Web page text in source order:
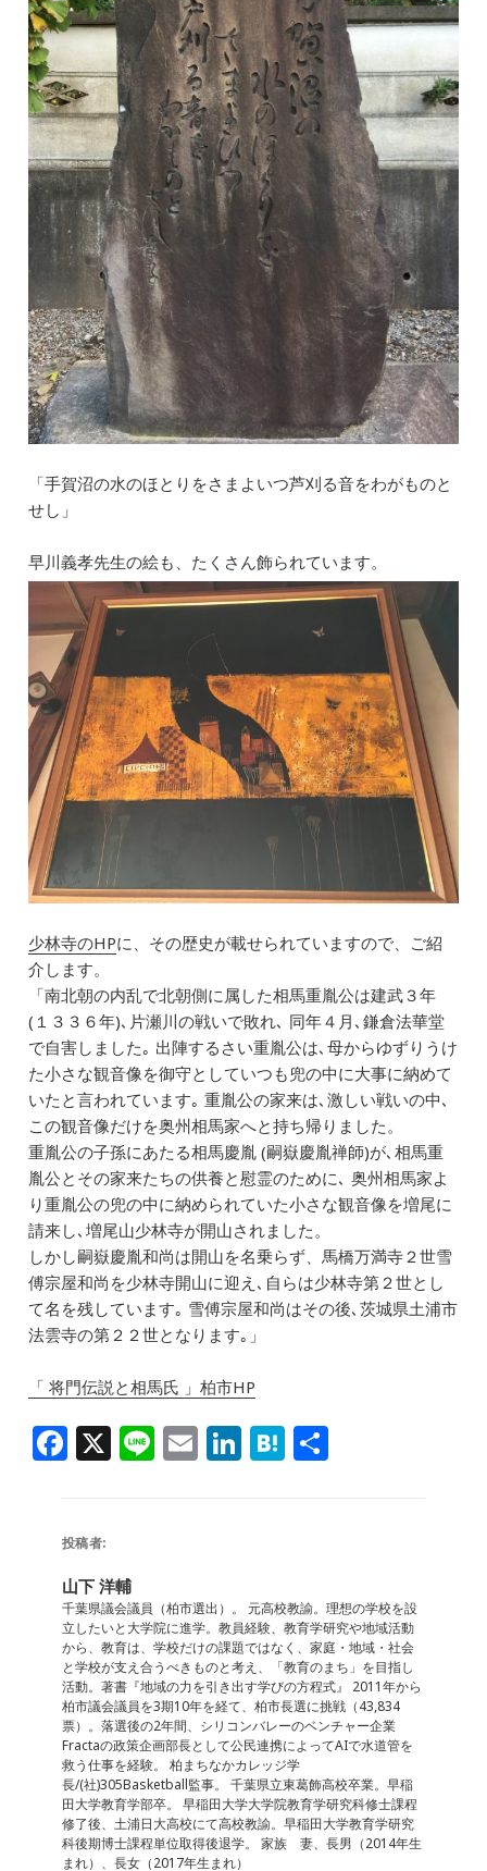
「手賀沼の水のほとりをさまよいつ芦刈る音をわがものと
せし」
早川義孝先生の絵も、たくさん飾られています。
少林寺のHPに、その歴史が載せられていますので、ご紹
介します。
「南北朝の内乱で北朝側に属した相馬重胤公は建武３年
(１３３６年)､片瀬川の戦いで敗れ､ 同年４月､鎌倉法華堂
で自害しました｡ 出陣するさい重胤公は､母からゆずりうけ
た小さな観音像を御守としていつも兜の中に大事に納めて
いたと言われています｡ 重胤公の家来は､激しい戦いの中､
この観音像だけを奥州相馬家へと持ち帰りました。
重胤公の子孫にあたる相馬慶胤 (嗣嶽慶胤禅師)が､相馬重
胤公とその家来たちの供養と慰霊のために､ 奥州相馬家よ
り重胤公の兜の中に納められていた小さな観音像を増尾に
請来し､増尾山少林寺が開山されました。
しかし嗣嶽慶胤和尚は開山を名乗らず、馬橋万満寺２世雪
傅宗屋和尚を少林寺開山に迎え､自らは少林寺第２世とし
て名を残しています｡ 雪傅宗屋和尚はその後､茨城県土浦市
法雲寺の第２２世となります｡」
「 将門伝説と相馬氏 」柏市HP
F
e
b
o
o
k
X Li E Li
n
H
投稿者:
山下 洋輔
千葉県議会議員（柏市選出）。 元高校教諭。理想の学校を設
立したいと大学院に進学。教員経験、教育学研究や地域活動
から、教育は、学校だけの課題ではなく、家庭・地域・社会
と学校が支え合うべきものと考え、「教育のまち」を目指し
活動。著書『地域の力を引き出す学びの方程式』 2011年から
柏市議会議員を3期10年を経て、柏市長選に挑戦（43,834
票）。落選後の2年間、シリコンバレーのベンチャー企業
Fractaの政策企画部長として公民連携によってAIで水道管を
救う仕事を経験。 柏まちなかカレッジ学
長/(社)305Basketball監事。 千葉県立東葛飾高校卒業。早稲
田大学教育学部卒。 早稲田大学大学院教育学研究科修士課程
修了後、土浦日大高校にて高校教諭。早稲田大学教育学研究
科後期博士課程単位取得後退学。 家族 妻、長男（2014年生
まれ）、長女（2017年生まれ）